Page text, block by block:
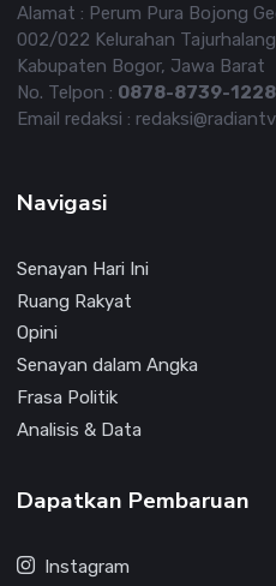
Alamat : Perum Pura Bojong
002/022 Kelurahan
Kabupaten Bogor, Jawa Barat
No. Telpon : 0878-8739-1228
Email redaksi :
Navigasi
Senayan Hari Ini
Ruang Rakyat
Opini
Senayan dalam Angka
Frasa Politik
Analisis & Data
Dapatkan Pembaruan
Instagram